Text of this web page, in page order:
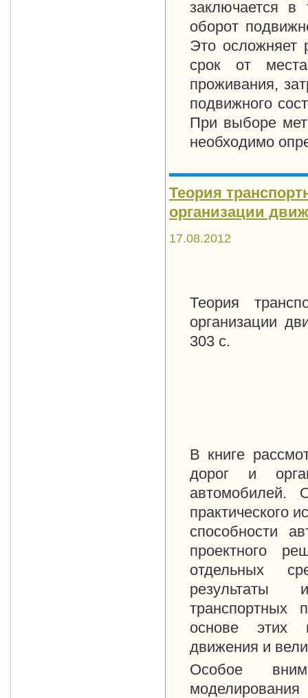
заключается
оборот
Это осложняет
срок от
проживания,
подвижного
При выборе
необходимо
Теория
организации
17.08.2012
Теория
организации
303 с.
В книге
дорог и
автомобилей.
практического
способности
проектного
отдельных
результаты
транспортных
основе этих
движения и
Особое